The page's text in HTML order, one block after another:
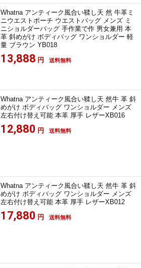
Whatna アンティーク風合い鞣し天 然 牛革ミ
ニウエストポーチ ウエストバッグ メンズ ミ
ニショルダーバッグ 手作業で作 男女兼用 本
革 斜めがけ ボディバッグ ワンショルダー 軽
量 ブラウン YB018
13,888 円 送料無料
Whatna アンティーク風合い鞣し天 然牛 革 斜
めがけ ボディバッグ ワンショルダー メンズ
左右付け替え可能 本革 厚手 レザーXB016
12,880 円 送料無料
Whatna アンティーク風合い鞣し天 然牛 革 斜
めがけ ボディバッグ ワンショルダー メンズ
左右付け替え可能 本革 厚手 レザーXB012
17,880 円 送料無料